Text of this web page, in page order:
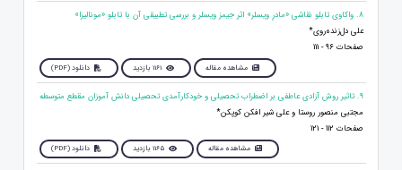
8. واکاوی تابلو نقاشی «مادرِ ویسلر» اثر جیمز ویسلر و بررسی تطبیقی آن با تابلو «مونالیزا»
علی دل‌زنده‌روی*
صفحات 96 - 111
مشاهده مقاله 1161 بازدید دانلود (PDF)
9. تاثیر روش آزادی عاطفی بر اضطراب تحصیلی و خودکارآمدی تحصیلی دانش آموزان مقطع متوسطه
مجتبی منصور روستا و علی شیر افکن کوپکن*
صفحات 112 - 121
مشاهده مقاله 1165 بازدید دانلود (PDF)